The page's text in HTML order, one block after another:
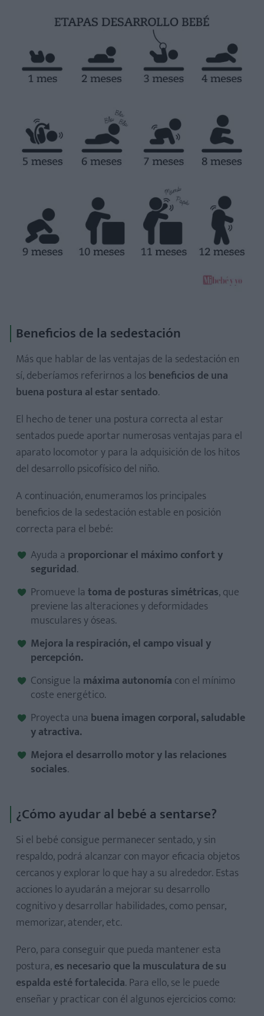
Beneficios de la sedestación
Más que hablar de las ventajas de la sedestación en
sí, deberíamos referirnos a los beneficios de una
buena postura al estar sentado.
El hecho de tener una postura correcta al estar
sentados puede aportar numerosas ventajas para el
aparato locomotor y para la adquisición de los hitos
del desarrollo psicofísico del niño.
A continuación, enumeramos los principales
beneficios de la sedestación estable en posición
correcta para el bebé:
Ayuda a proporcionar el máximo confort y
seguridad.
Promueve la toma de posturas simétricas, que
previene las alteraciones y deformidades
musculares y óseas.
Mejora la respiración, el campo visual y
percepción.
Consigue la máxima autonomía con el mínimo
coste energético.
Proyecta una buena imagen corporal, saludable
y atractiva.
Mejora el desarrollo motor y las relaciones
sociales.
¿Cómo ayudar al bebé a sentarse?
Si el bebé consigue permanecer sentado, y sin
respaldo, podrá alcanzar con mayor eficacia objetos
cercanos y explorar lo que hay a su alrededor. Estas
acciones lo ayudarán a mejorar su desarrollo
cognitivo y desarrollar habilidades, como pensar,
memorizar, atender, etc.
Pero, para conseguir que pueda mantener esta
postura,es necesario que la musculatura de su
espalda esté fortalecida. Para ello, se le puede
enseñar y practicar con él algunos ejercicios como: